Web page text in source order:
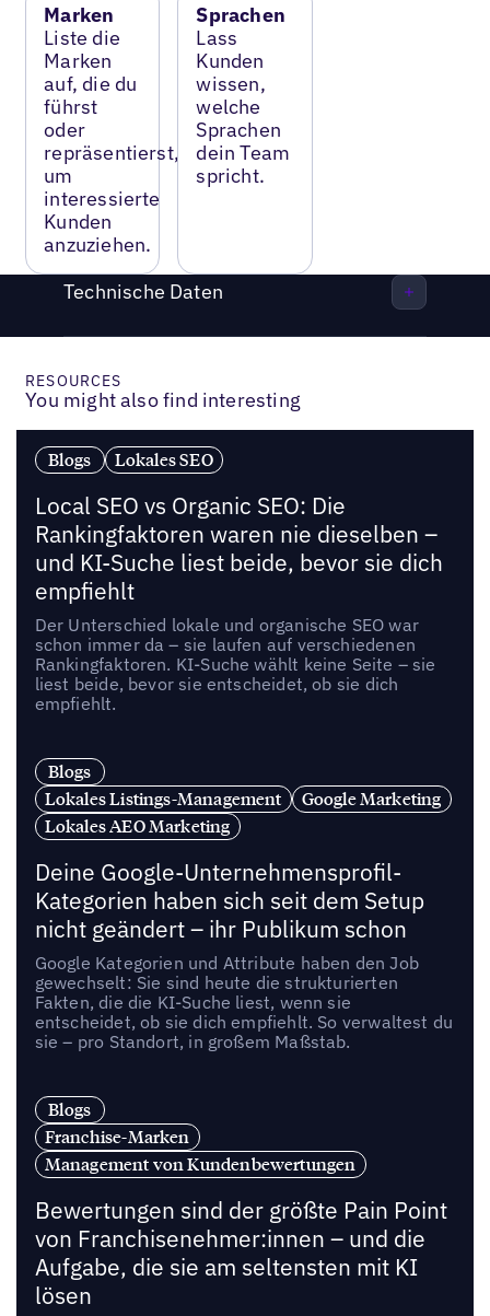
Marken
Liste die
Marken
auf, die du
führst
oder
repräsentierst,
um
interessierte
Kunden
anzuziehen.
Sprachen
Lass
Kunden
wissen,
welche
Sprachen
dein Team
spricht.
Technische Daten
RESOURCES
You might also find interesting
Blogs Lokales SEO
Local SEO vs Organic SEO: Die
Rankingfaktoren waren nie dieselben –
und KI-Suche liest beide, bevor sie dich
empfiehlt
Der Unterschied lokale und organische SEO war
schon immer da – sie laufen auf verschiedenen
Rankingfaktoren. KI-Suche wählt keine Seite – sie
liest beide, bevor sie entscheidet, ob sie dich
empfiehlt.
Blogs
Lokales Listings-Management
Google Marketing
Lokales AEO Marketing
Deine Google-Unternehmensprofil-
Kategorien haben sich seit dem Setup
nicht geändert – ihr Publikum schon
Google Kategorien und Attribute haben den Job
gewechselt: Sie sind heute die strukturierten
Fakten, die die KI-Suche liest, wenn sie
entscheidet, ob sie dich empfiehlt. So verwaltest du
sie – pro Standort, in großem Maßstab.
Blogs
Franchise-Marken
Management von Kundenbewertungen
Bewertungen sind der größte Pain Point
von Franchisenehmer:innen – und die
Aufgabe, die sie am seltensten mit KI
lösen